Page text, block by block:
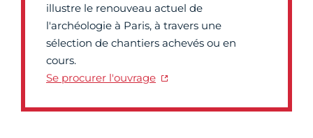
illustre le renouveau actuel de
l'archéologie à Paris, à travers une
sélection de chantiers achevés ou en
cours.
Se procurer l'ouvrage